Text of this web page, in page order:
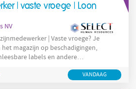
om klantendossiers
| vaste vroege | Loon
NV
| Vaste vroege? Je
magazijn op beschadigingen,
labels en andere
te waarborgen; Je sorteertVANDAAG